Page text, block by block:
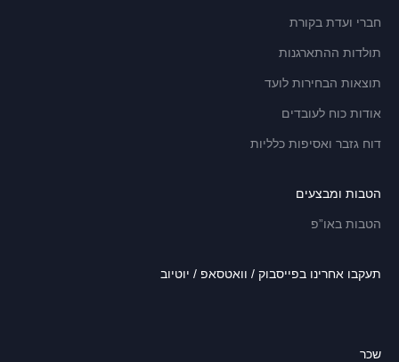
חברי ועדת בקורת
תולדות ההתארגנות
תוצאות הבחירות לועד
אודות כוח לעובדים
דוח גזבר ואסיפות כלליות
הטבות ומבצעים
הטבות באו”פ
תעקבו אחרינו בפייסבוק / וואטסאפ / יוטיוב
שכר